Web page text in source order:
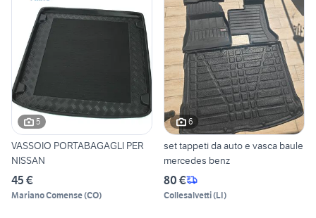
5
VASSOIO PORTABAGAGLI PER
NISSAN
45 €
Mariano Comense(CO)
6
set tappeti da auto e vasca baule
mercedes benz
80 €
Collesalvetti(LI)